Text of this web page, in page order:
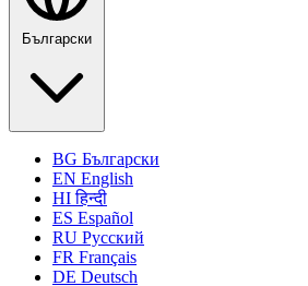
BG Български
EN English
HIहिन्दी
ES Español
RU Русский
FR Français
DE Deutsch